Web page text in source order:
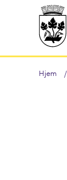
Hjem